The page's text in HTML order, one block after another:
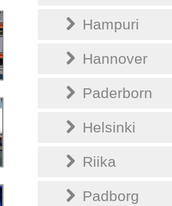
Hampuri
Hannover
Paderborn
Helsinki
Riika
Padborg